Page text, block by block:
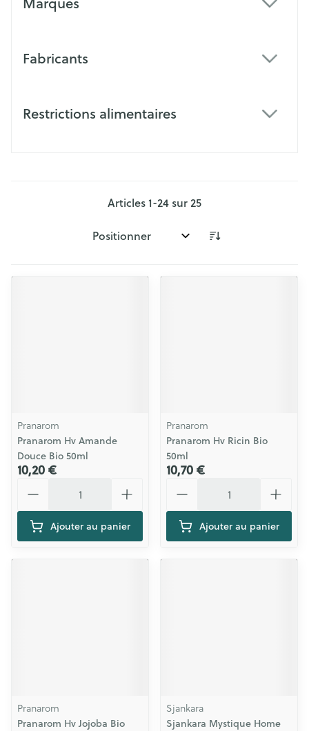
Fabricants
Restrictions alimentaires
Articles1-24sur25
Trier par:
Pranarom
Pranarom Hv Amande
Douce Bio 50ml
10,20 €
Ajouter au panier
Pranarom
Pranarom Hv Ricin Bio
50ml
10,70 €
Ajouter au panier
Pranarom
Pranarom Hv Jojoba Bio
Sjankara
Sjankara Mystique Home